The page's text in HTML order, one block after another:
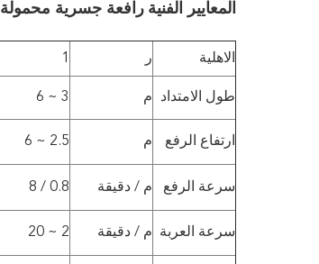
المعايير الفنية رافعة جسرية محمولة
الاهلية ر 1
طول الامتداد م 3 ~ 6
ارتفاع الرفع م 2.5 ~ 6
سرعة الرفع م / دقيقة 0.8 / 8
سرعة العربة م / دقيقة 2 ~ 20